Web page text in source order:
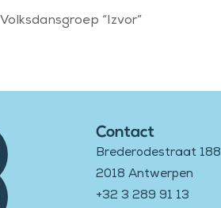
Volksdansgroep “Izvor”
Contact
Brederodestraat 188
2018 Antwerpen
+32 3 289 91 13